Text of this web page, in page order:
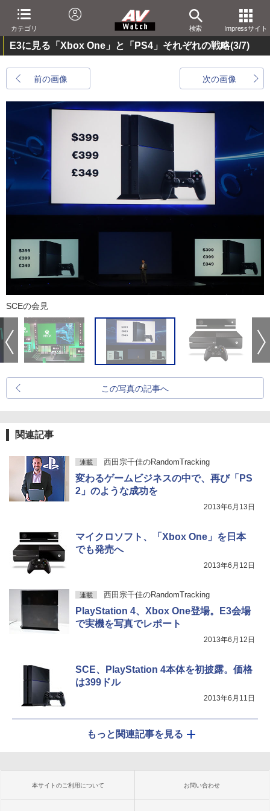
カテゴリ 検索 Impressサイト
E3に見る「Xbox One」と「PS4」それぞれの戦略(3/7)
前の画像 次の画像
SCEの会見
この写真の記事へ
関連記事
連載 西田宗千佳のRandomTracking
変わるゲームビジネスの中で、再び「PS
2」のような成功を
2013年6月13日
マイクロソフト、「Xbox One」を日本
でも発売へ
2013年6月12日
連載 西田宗千佳のRandomTracking
PlayStation 4、Xbox One登場。E3会場
で実機を写真でレポート
2013年6月12日
SCE、PlayStation 4本体を初披露。価格
は399ドル
2013年6月11日
もっと関連記事を見る
本サイトのご利用について お問い合わせ